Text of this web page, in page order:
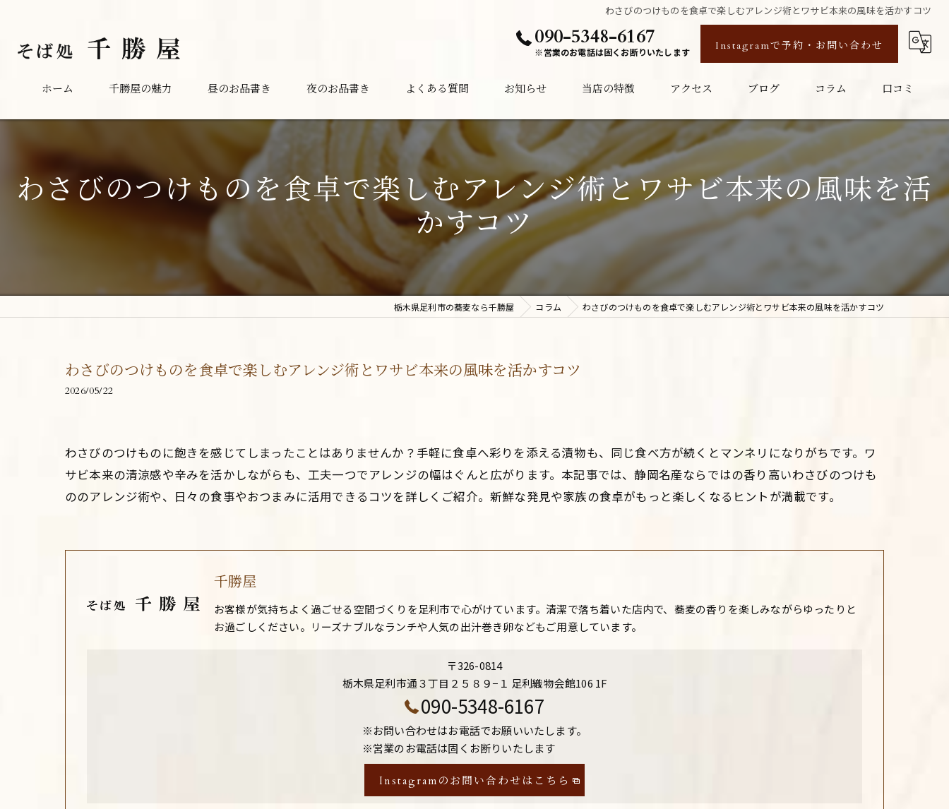
わさびのつけものを食卓で楽しむアレンジ術とワサビ本来の風味を活かすコツ
090-5348-6167
※営業のお電話は固くお断りいたします Instagramで予約・お問い合わせ
ホーム 千勝屋の魅力 昼のお品書き 夜のお品書き よくある質問 お知らせ 当店の特徴
ディナー
居酒屋
酒
アクセス ブログ コラム 口コミ
わさびのつけものを食卓で楽しむアレンジ術とワサビ本来の風味を活
かすコツ
栃木県足利市の蕎麦なら千勝屋 コラム わさびのつけものを食卓で楽しむアレンジ術とワサビ本来の風味を活かすコツ
わさびのつけものを食卓で楽しむアレンジ術とワサビ本来の風味を活かすコツ
2026/05/22
わさびのつけものに飽きを感じてしまったことはありませんか？手軽に食卓へ彩りを添える漬物も、同じ食べ方が続くとマンネリになりがちです。ワ
サビ本来の清涼感や辛みを活かしながらも、工夫一つでアレンジの幅はぐんと広がります。本記事では、静岡名産ならではの香り高いわさびのつけも
ののアレンジ術や、日々の食事やおつまみに活用できるコツを詳しくご紹介。新鮮な発見や家族の食卓がもっと楽しくなるヒントが満載です。
千勝屋
お客様が気持ちよく過ごせる空間づくりを足利市で心がけています。清潔で落ち着いた店内で、蕎麦の香りを楽しみながらゆったりと
お過ごしください。リーズナブルなランチや人気の出汁巻き卵などもご用意しています。
〒326-0814
栃木県足利市通３丁目２５８９−１ 足利織物会館106 1F
090-5348-6167
※お問い合わせはお電話でお願いいたします。
※営業のお電話は固くお断りいたします
Instagramのお問い合わせはこちら